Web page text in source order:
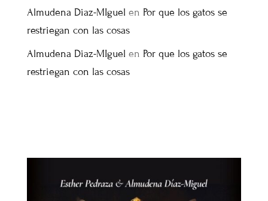
Almudena Diaz-MIguel en Por que los gatos se
restriegan con las cosas
Almudena Diaz-MIguel en Por que los gatos se
restriegan con las cosas